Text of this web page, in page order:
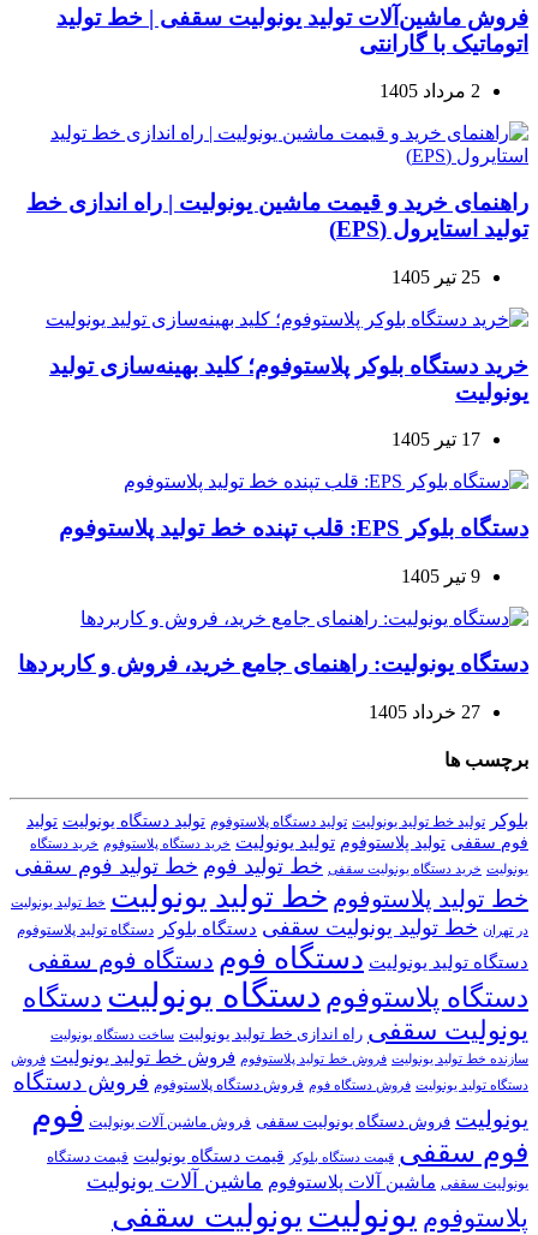
فروش ماشین‌آلات تولید یونولیت سقفی | خط تولید
اتوماتیک با گارانتی
2 مرداد 1405
راهنمای خرید و قیمت ماشین یونولیت | راه اندازی خط
تولید استایرول (EPS)
25 تیر 1405
خرید دستگاه بلوکر پلاستوفوم؛ کلید بهینه‌سازی تولید
یونولیت
17 تیر 1405
دستگاه بلوکر EPS: قلب تپنده خط تولید پلاستوفوم
9 تیر 1405
دستگاه یونولیت: راهنمای جامع خرید، فروش و کاربردها
27 خرداد 1405
برچسب ها
بلوکر تولید خط تولید یونولیت تولید دستگاه پلاستوفوم تولید دستگاه یونولیت تولید
فوم سقفی تولید پلاستوفوم تولید یونولیت خرید دستگاه پلاستوفوم خرید دستگاه
یونولیت خرید دستگاه یونولیت سقفی خط تولید فوم خط تولید فوم سقفی
خط تولید پلاستوفوم خط تولید یونولیت خط تولید یونولیت
در تهران خط تولید یونولیت سقفی دستگاه بلوکر دستگاه تولید پلاستوفوم
دستگاه تولید یونولیت دستگاه فوم دستگاه فوم سقفی
دستگاه پلاستوفوم دستگاه یونولیت دستگاه
یونولیت سقفی راه اندازی خط تولید یونولیت ساخت دستگاه یونولیت
سازنده خط تولید یونولیت فروش خط تولید پلاستوفوم فروش خط تولید یونولیت فروش
دستگاه تولید یونولیت فروش دستگاه فوم فروش دستگاه پلاستوفوم فروش دستگاه
یونولیت فروش دستگاه یونولیت سقفی فروش ماشین آلات یونولیت فوم
فوم سقفی قیمت دستگاه بلوکر قیمت دستگاه یونولیت قیمت دستگاه
یونولیت سقفی ماشین آلات پلاستوفوم ماشین آلات یونولیت
پلاستوفوم یونولیت یونولیت سقفی